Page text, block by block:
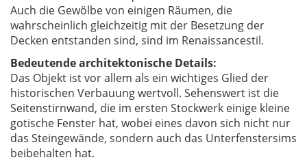
Auch die Gewölbe von einigen Räumen, die
wahrscheinlich gleichzeitig mit der Besetzung der
Decken entstanden sind, sind im Renaissancestil.
Bedeutende architektonische Details:
Das Objekt ist vor allem als ein wichtiges Glied der
historischen Verbauung wertvoll. Sehenswert ist die
Seitenstirnwand, die im ersten Stockwerk einige kleine
gotische Fenster hat, wobei eines davon sich nicht nur
das Steingewände, sondern auch das Unterfenstersims
beibehalten hat.